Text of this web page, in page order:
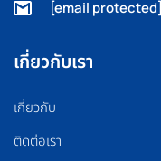
[email protected]
เกี่ยวกับเรา
เกี่ยวกับ
ติดต่อเรา